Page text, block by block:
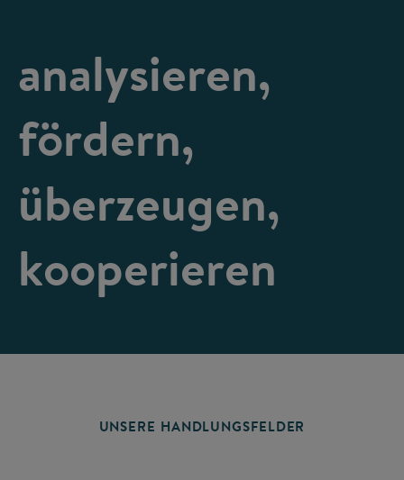
analysieren,
fördern,
überzeugen,
kooperieren
UNSERE HANDLUNGSFELDER